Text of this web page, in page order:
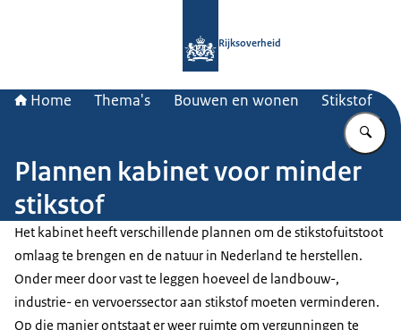
Rijksoverheid
Home Thema's Bouwen en wonen Stikstof
Plannen kabinet voor minder
stikstof
Het kabinet heeft verschillende plannen om de stikstofuitstoot
omlaag te brengen en de natuur in Nederland te herstellen.
Onder meer door vast te leggen hoeveel de landbouw-,
industrie- en vervoerssector aan stikstof moeten verminderen.
Op die manier ontstaat er weer ruimte om vergunningen te